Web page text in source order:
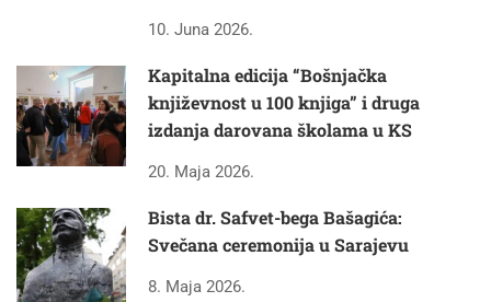
10. Juna 2026.
Kapitalna edicija “Bošnjačka
književnost u 100 knjiga” i druga
izdanja darovana školama u KS
20. Maja 2026.
Bista dr. Safvet-bega Bašagića:
Svečana ceremonija u Sarajevu
8. Maja 2026.